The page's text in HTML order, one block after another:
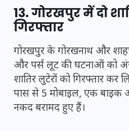
13. गोरखपुर में दो
गिरफ्तार
गोरखपुर के गोरखनाथ और
और पर्स लूट की घटनाओं को
शातिर लुटेरों को गिरफ्तार कर
पास से 5 मोबाइल, एक
नकद बरामद हुए हैं।